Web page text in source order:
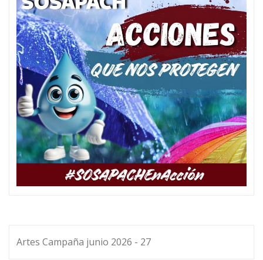
Artes Campaña junio 2026 - 27